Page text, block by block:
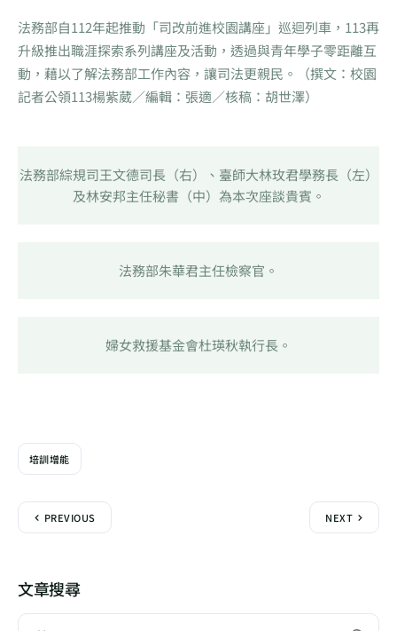
法務部自112年起推動「司改前進校園講座」巡迴列車，113再
升級推出職涯探索系列講座及活動，透過與青年學子零距離互
動，藉以了解法務部工作內容，讓司法更親民。（撰文：校園
記者公領113楊紫葳／編輯：張適／核稿：胡世澤）
法務部綜規司王文德司長（右）、臺師大林玫君學務長（左）
及林安邦主任秘書（中）為本次座談貴賓。
法務部朱華君主任檢察官。
婦女救援基金會杜瑛秋執行長。
培訓增能
PREVIOUS NEXT
文章搜尋